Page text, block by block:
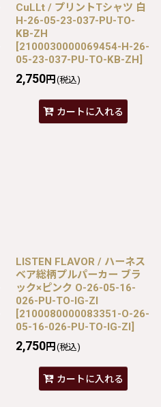
CuLLt / プリントTシャツ 白
H-26-05-23-037-PU-TO-
KB-ZH
[2100030000069454-H-26-
05-23-037-PU-TO-KB-ZH]
2,750円 (税込)
カートに入れる
LISTEN FLAVOR / ハーネス
ベア総柄プルパーカー ブラ
ック×ピンク O-26-05-16-
026-PU-TO-IG-ZI
[2100080000083351-O-26-
05-16-026-PU-TO-IG-ZI]
2,750円 (税込)
カートに入れる